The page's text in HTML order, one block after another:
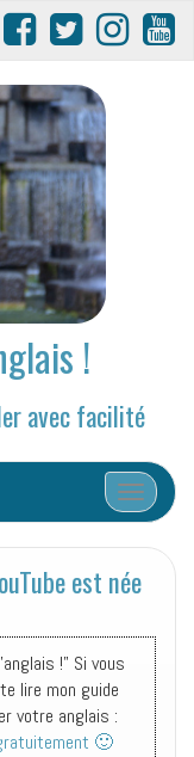
!
avec facilité
Afficher/
est née
!" Si vous
lire mon guide
votre anglais :
🙂